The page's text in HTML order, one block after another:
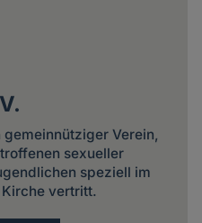
gemeinnütziger Verein,
sexueller
speziell im
vertritt.